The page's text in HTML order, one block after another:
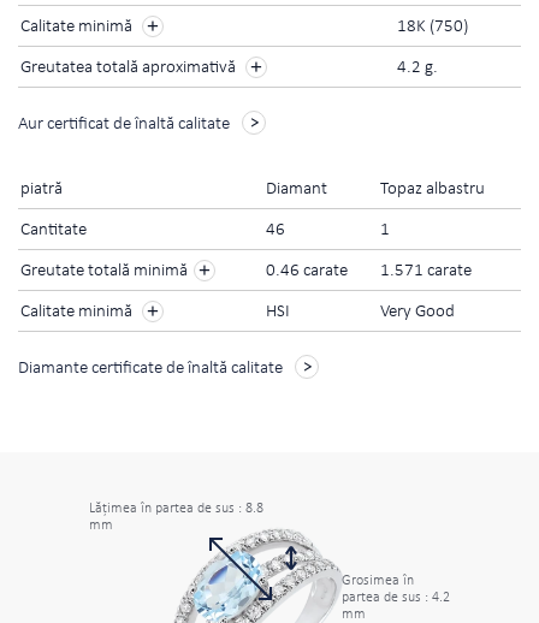
Calitate minimă 18K (750)
Greutatea totală aproximativă 4.2 g.
Aur certificat de înaltă calitate
piatră Diamant Topaz albastru
Cantitate 46 1
Greutate totală minimă + 0.46 carate 1.571 carate
Calitate minimă + HSI Very Good
Diamante certificate de înaltă calitate
Lăţimea în partea de sus : 8.8
mm
Grosimea în
partea de sus : 4.2
mm